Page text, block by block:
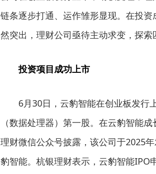
链条逐步打通、运作雏形显现。在投
然突出，理财公司亟待主动求变，探索
投资项目成功上市
6月30日，云豹智能在创业板发行
（数据处理器）第一股。在云豹智能
理财微信公众号披露，该公司于2025
豹智能。杭银理财表示，云豹智能IPO